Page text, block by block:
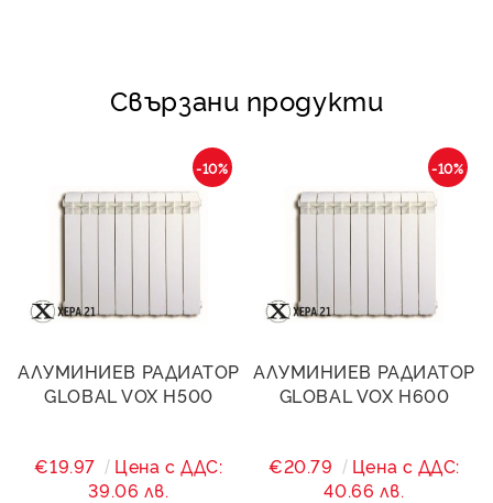
Свързани продукти
АЛУМИНИЕВ РАДИАТОР
GLOBAL VOX H500
-10%
€19.97
Цена с ДДС:
39.06 лв.
АЛУМИНИЕВ РАДИАТОР
GLOBAL VOX H600
-10%
€20.79
Цена с ДДС:
40.66 лв.